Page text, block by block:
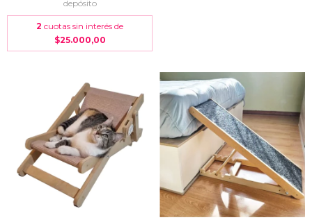
depósito
2 cuotas sin interés de
$25.000,00